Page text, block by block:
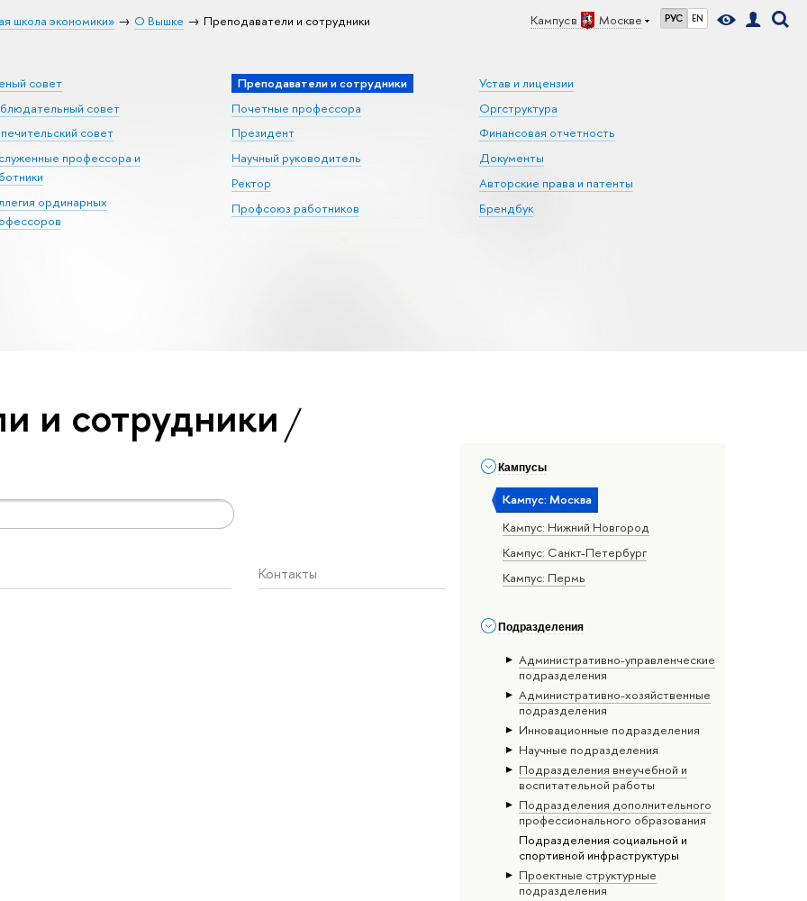
Кампус в Москве РУС EN
школа экономики» О Вышке Преподаватели и сотрудники
совет
совет
совет
профессора и
ординарных
Преподаватели и сотрудники
Почетные профессора
Президент
Научный руководитель
Ректор
Профсоюз работников
Устав и лицензии
Оргструктура
Финансовая отчетность
Документы
Авторские права и патенты
Брендбук
Кампусы
Кампус: Москва
Кампус: Нижний Новгород
Кампус: Санкт-Петербург
Кампус: Пермь
Подразделения
Административно-управленческие
подразделения
Административно-хозяйственные
подразделения
Инновационные подразделения
Научные подразделения
Подразделения внеучебной и
воспитательной работы
Подразделения дополнительного
профессионального образования
Подразделения социальной и
спортивной инфраструктуры
Проектные структурные
подразделения
и сотрудники
Контакты